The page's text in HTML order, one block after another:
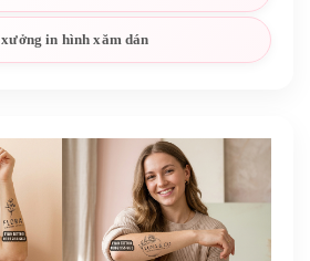
xưởng in hình xăm dán